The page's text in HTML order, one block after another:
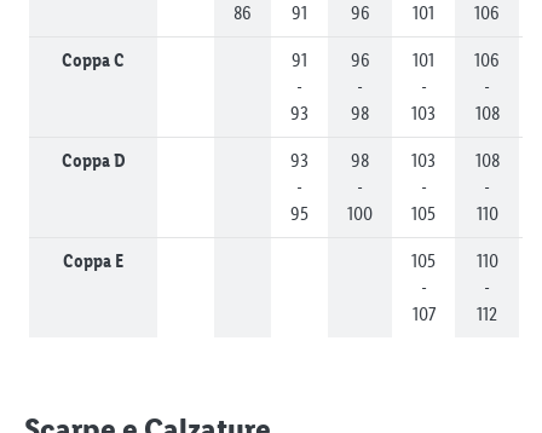
86
91
96
101
106
Coppa C
91
-
93
96
-
98
101
-
103
106
-
108
Coppa D
93
-
95
98
-
100
103
-
105
108
-
110
Coppa E
105
-
107
110
-
112